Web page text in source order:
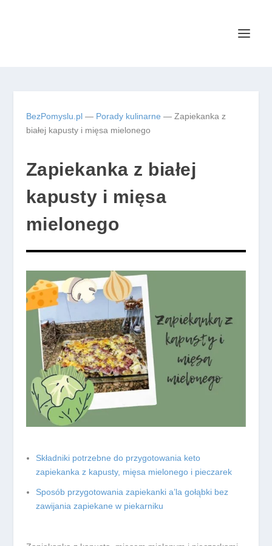
BezPomyslu.pl— Porady kulinarne — Zapiekanka z
białej kapusty i mięsa mielonego
Zapiekanka z białej
kapusty i mięsa
mielonego
Składniki potrzebne do przygotowania keto
zapiekanka z kapusty, mięsa mielonego i pieczarek
Sposób przygotowania zapiekanki a’la gołąbki bez
zawijania zapiekane w piekarniku